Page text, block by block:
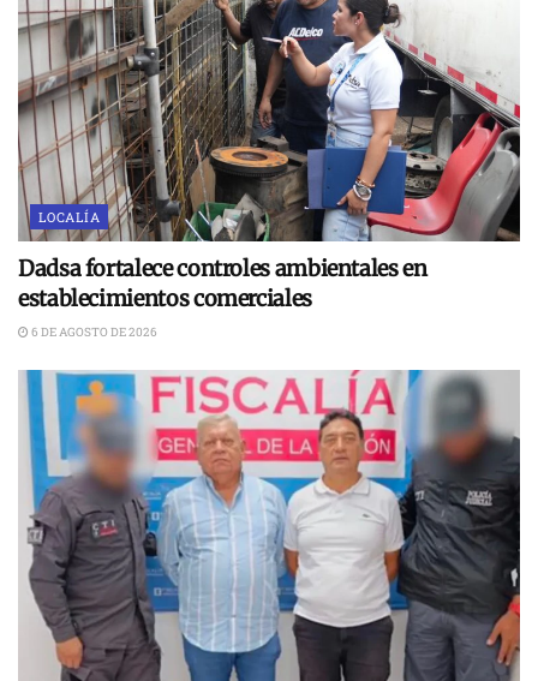
LOCALÍA
Dadsa fortalece controles ambientales en
establecimientos comerciales
6 DE AGOSTO DE 2026